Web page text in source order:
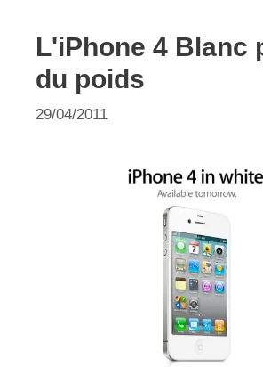
L'iPhone 4 Blanc
du poids
29/04/2011